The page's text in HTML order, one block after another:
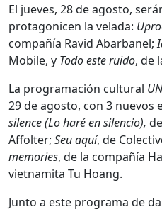
El jueves, 28 de agosto,
protagonicen la velada:
compañía Ravid Abarbanel;
Mobile, y Todo este ruido, de
La programación cultural
29 de agosto, con 3 nuevos
silence(Lo haré en silencio),
Affolter; Seu aquí, de
memories, de la compañía
vietnamita Tu Hoang.
Junto a este programa de